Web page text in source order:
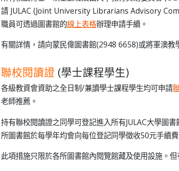
請 JULAC (Joint University Librarians Advisory
職員可透過圖書館的線上表格辦理申請手續。
有關詳情，請向蒙民偉圖書館(2948 6658)或將軍澳教
聯校閱讀證 (學士課程學生)
各級教資會資助之全日制/兼讀學士課程學生均可申請
老師推薦。
持有聯校閱讀證之同學可登記進入所有JULAC大學圖
所圖書館於每學年均會向每位登記同學徵收50元手續費
此項措施只限於各所圖書館內閱覽館藏及使用設施。但